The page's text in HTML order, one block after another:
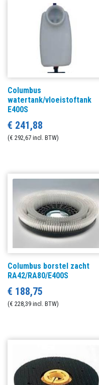
Columbus
watertank/vloeistoftank
E400S
€ 241,88
(€ 292,67 incl. BTW)
Columbus borstel zacht
RA42/RA80/E400S
€ 188,75
(€ 228,39 incl. BTW)